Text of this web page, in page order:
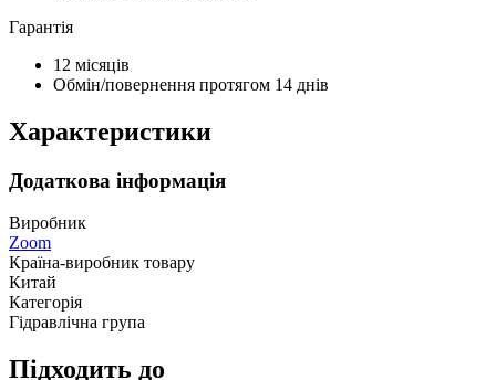
Гарантія
12 місяців
Обмін/повернення протягом 14 днів
Характеристики
Додаткова інформація
Виробник
Zoom
Країна-виробник товару
Китай
Категорія
Гідравлічна група
Підходить до